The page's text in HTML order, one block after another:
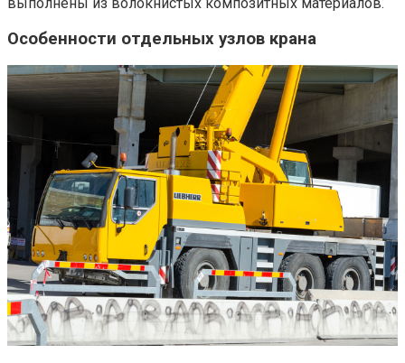
Особенности отдельных узлов крана